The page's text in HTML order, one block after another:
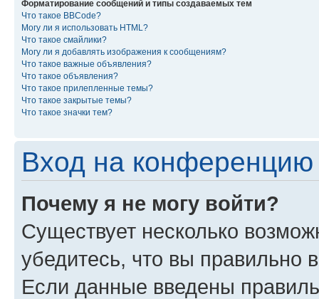
Форматирование сообщений и типы создаваемых тем
Что такое BBCode?
Могу ли я использовать HTML?
Что такое смайлики?
Могу ли я добавлять изображения к сообщениям?
Что такое важные объявления?
Что такое объявления?
Что такое прилепленные темы?
Что такое закрытые темы?
Что такое значки тем?
Вход на конференцию
Почему я не могу войти?
Существует несколько
убедитесь, что вы правильно
Если данные введены